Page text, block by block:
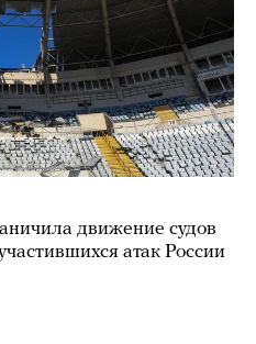
движение судов
атак России